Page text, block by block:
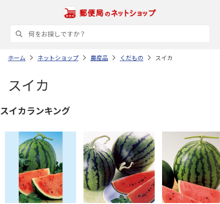
ホーム ネットショップ 農産品 くだもの スイカ
スイカ
スイカランキング